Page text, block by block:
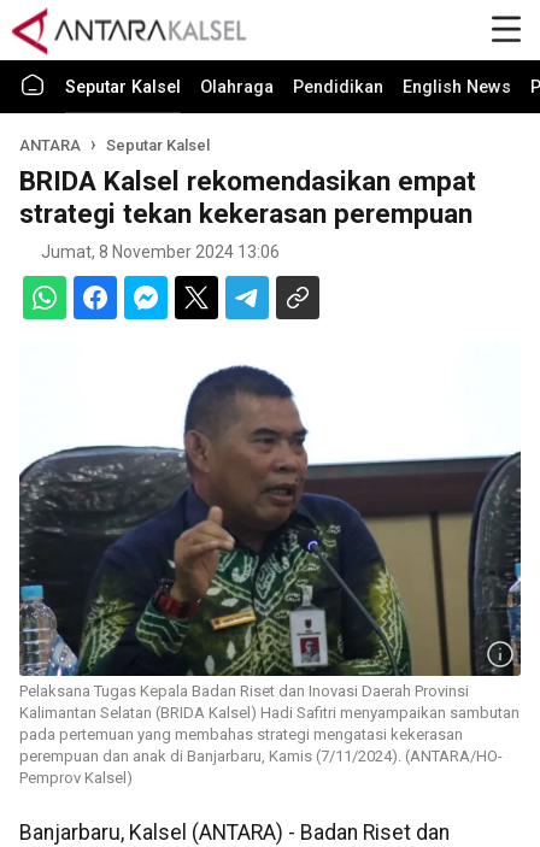
Seputar Kalsel Olahraga Pendidikan English News
ANTARA Seputar Kalsel
BRIDA Kalsel rekomendasikan empat
strategi tekan kekerasan perempuan
Jumat, 8 November 2024 13:06
Pelaksana Tugas Kepala Badan Riset dan Inovasi Daerah Provinsi
Kalimantan Selatan (BRIDA Kalsel) Hadi Safitri menyampaikan sambutan
pada pertemuan yang membahas strategi mengatasi kekerasan
perempuan dan anak di Banjarbaru, Kamis (7/11/2024). (ANTARA/HO-
Pemprov Kalsel)
Banjarbaru, Kalsel (ANTARA) - Badan Riset dan